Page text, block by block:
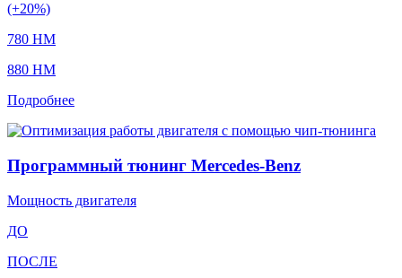
(+20%)
780 HM
880 HM
Подробнее
Программный тюнинг Mercedes-Benz
Мощность двигателя
ДО
ПОСЛЕ